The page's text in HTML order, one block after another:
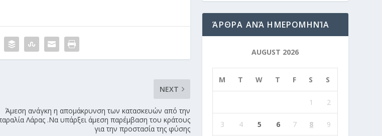
NEXT
Άμεση ανάγκη η απομάκρυνση των κατασκευών από την
Λάρας .Να υπάρξει άμεση παρέμβαση του κράτους
για την προστασία της φύσης
ΆΡΘΡΑ ΑΝΆ ΗΜΕΡΟΜΗΝΊΑ
AUGUST 2026
M T W T F S S
1 2
3 4 5 6 7 8 9